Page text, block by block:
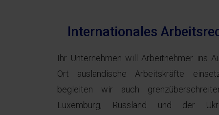
Internationales
Ihr Unternehmen will Arbeitnehmer ins
Ort ausländische Arbeitskräfte
begleiten wir auch
Luxemburg, Russland und der